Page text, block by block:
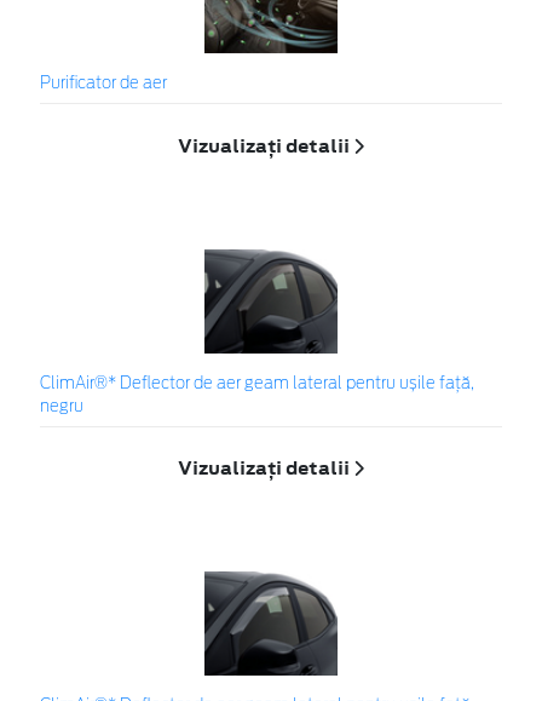
Purificator de aer
Vizualizați detalii
ClimAir®* Deflector de aer geam lateral pentru ușile față,
negru
Vizualizați detalii